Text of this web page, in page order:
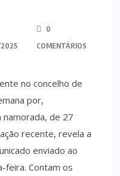
0
COMENTÁRIOS
no concelho de
por,
de 27
recente, revela a
enviado ao
feira. Contam os